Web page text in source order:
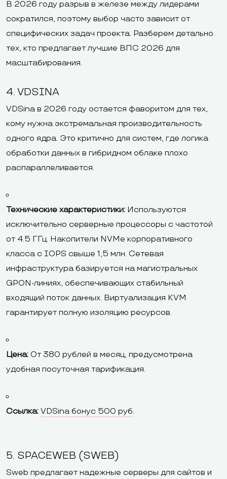
В 2026 году разрыв в железе между лидерами
сократился, поэтому выбор часто зависит от
специфических задач проекта. Разберем детально
тех, кто предлагает лучшие ВПС 2026 для
масштабирования.
4. VDSINA
VDSina в 2026 году остается фаворитом для тех,
кому нужна экстремальная производительность
одного ядра. Это критично для систем, где логика
обработки данных в гибридном облаке плохо
распараллеливается.
Технические характеристики: Используются
исключительно серверные процессоры с частотой
от 4.5 ГГц. Накопители NVMe корпоративного
класса с IOPS свыше 1,5 млн. Сетевая
инфраструктура базируется на магистральных
GPON-линиях, обеспечивающих стабильный
входящий поток данных. Виртуализация KVM
гарантирует полную изоляцию ресурсов.
Цена: От 380 рублей в месяц, предусмотрена
удобная посуточная тарификация.
Ссылка: VDSina бонус 500 руб.
5. SPACEWEB (SWEB)
Sweb предлагает надежные серверы для сайтов и